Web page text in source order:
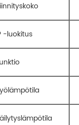
-luokitus